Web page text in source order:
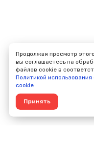
Продолжая просмотр
вы соглашаетесь на
файлов cookie в
Политикой использования
cookie
Принять